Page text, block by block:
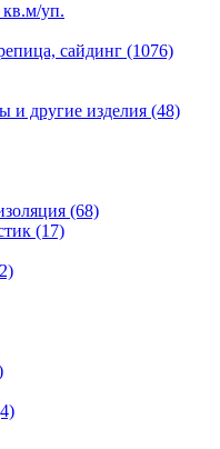
кв.м/уп.
сайдинг (1076)
и другие изделия (48)
(68)
(17)